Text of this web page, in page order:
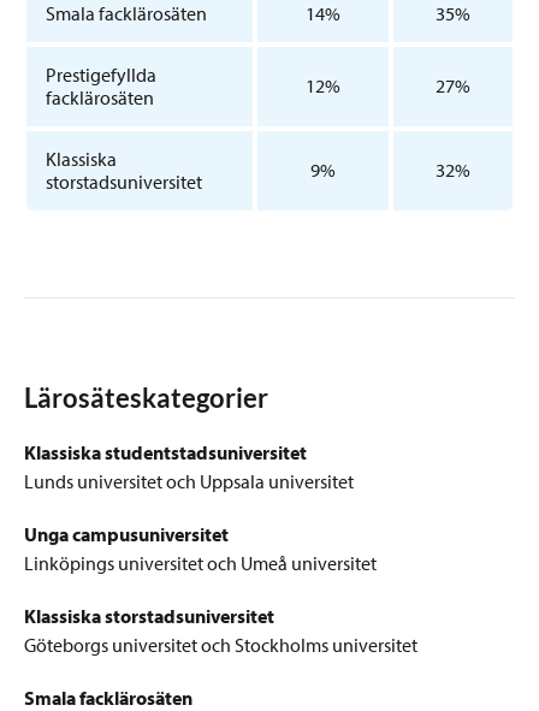
Smala facklärosäten 14% 35%
Prestigefyllda
facklärosäten
12% 27%
Klassiska
storstadsuniversitet
9% 32%
Lärosäteskategorier
Klassiska studentstadsuniversitet
Lunds universitet och Uppsala universitet
Unga campusuniversitet
Linköpings universitet och Umeå universitet
Klassiska storstadsuniversitet
Göteborgs universitet och Stockholms universitet
Smala facklärosäten